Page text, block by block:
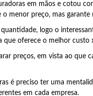
em mãos e cotou
menor preço, mas garante
logo o
que oferece o melhor custo
preços, em vista ao que
é preciso ter uma
em cada empresa.